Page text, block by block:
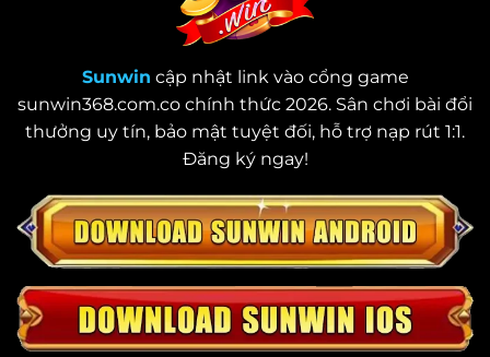
Sunwin cập nhật link vào cổng game
sunwin368.com.co chính thức 2026. Sân chơi bài đổi
thưởng uy tín, bảo mật tuyệt đối, hỗ trợ nạp rút 1:1.
Đăng ký ngay!